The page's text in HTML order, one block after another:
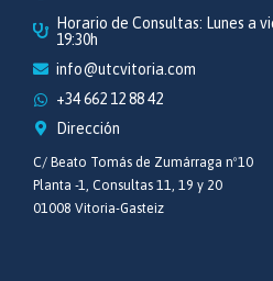
Horario de Consultas: Lunes a
19:30h
info@utcvitoria.com
+34 662 12 88 42
Dirección
C/ Beato Tomás de Zumárraga nº10
Planta -1, Consultas 11, 19 y 20
01008 Vitoria-Gasteiz